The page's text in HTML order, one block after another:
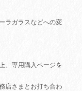
ラガラスなどへの変
、専用購入ページを
店さまとお打ち合わ